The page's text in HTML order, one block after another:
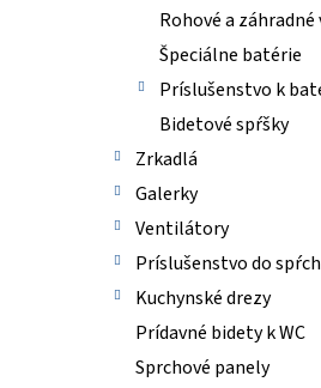
Rohové a
Špeciálne batérie
Príslušenstvo k
Bidetové spŕšky
Zrkadlá
Galerky
Ventilátory
Príslušenstvo do spŕch
Kuchynské drezy
Prídavné bidety k WC
Sprchové panely